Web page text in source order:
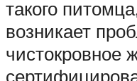
такого
возникает
чистокровное